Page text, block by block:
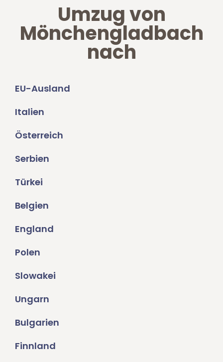
Umzug von
Mönchengladbach
nach
EU-Ausland
Italien
Österreich
Serbien
Türkei
Belgien
England
Polen
Slowakei
Ungarn
Bulgarien
Finnland